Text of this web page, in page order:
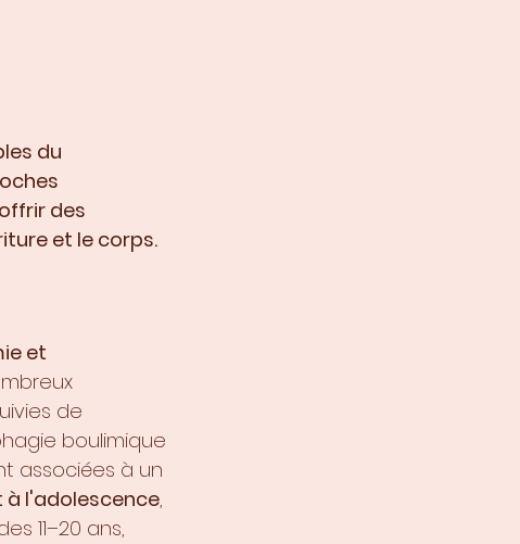
du
des
et le corps.
et
de
boulimique
associées à un
à l'adolescence,
11–20 ans,